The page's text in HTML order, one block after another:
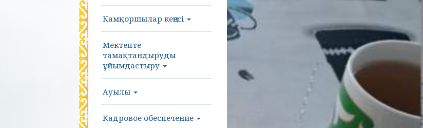
Қамқоршылар кеңесі
Мектепте
тамақтандыруды
ұйымдастыру
Ауылы
Кадровое обеспечение